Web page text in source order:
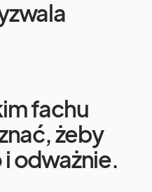
fachu
żeby
i odważnie.